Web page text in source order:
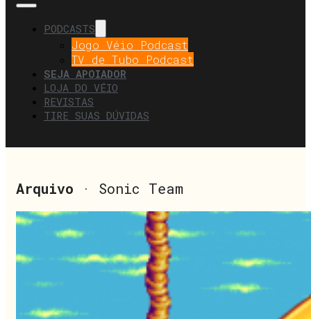
PODCASTS
Jogo Véio Podcast
TV de Tubo Podcast
SEJA APOIADOR
LOJA DO VÉIO
REVISTAS
TIRE SUAS DÚVIDAS
Arquivo · Sonic Team